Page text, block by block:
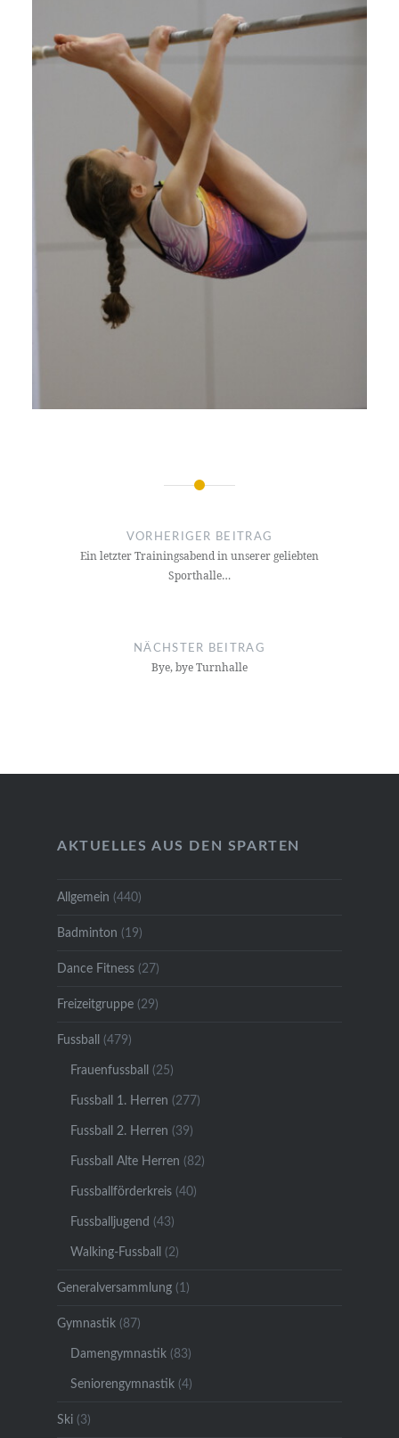
Beitragsnavigation
VORHERIGER BEITRAG
Ein letzter Trainingsabend in unserer geliebten
Sporthalle…
NÄCHSTER BEITRAG
Bye, bye Turnhalle
AKTUELLES AUS DEN SPARTEN
Allgemein (440)
Badminton (19)
Dance Fitness(27)
Freizeitgruppe(29)
Fussball (479)
Frauenfussball (25)
Fussball 1. Herren (277)
Fussball 2. Herren (39)
Fussball Alte Herren (82)
Fussballförderkreis(40)
Fussballjugend (43)
Walking-Fussball (2)
Generalversammlung(1)
Gymnastik(87)
Damengymnastik(83)
Seniorengymnastik(4)
Ski(3)